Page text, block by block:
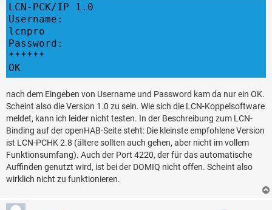
LCN-PCK/IP 1.0
Username:
lcnpro
Password:
******
nach dem Eingeben von Username und Password kam da nur ein OK.
Scheint also die Version 1.0 zu sein. Wie sich die LCN-Koppelsoftware
meldet, kann ich leider nicht testen. In der Beschreibung zum LCN-
Binding auf der openHAB-Seite steht: Die kleinste empfohlene Version
ist LCN-PCHK 2.8 (ältere sollten auch gehen, aber nicht im vollem
Funktionsumfang). Auch der Port 4220, der für das automatische
Auffinden genutzt wird, ist bei der DOMIQ nicht offen. Scheint also
wirklich nicht zu funktionieren.